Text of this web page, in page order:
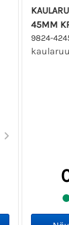
45MM
9824-